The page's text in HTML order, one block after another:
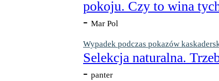
pokoju. Czy to wina
- Mar Pol
Wypadek podczas pokazów
Selekcja naturalna.
- panter